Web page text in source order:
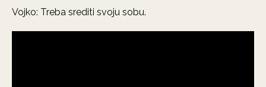
Vojko: Treba srediti svoju sobu.